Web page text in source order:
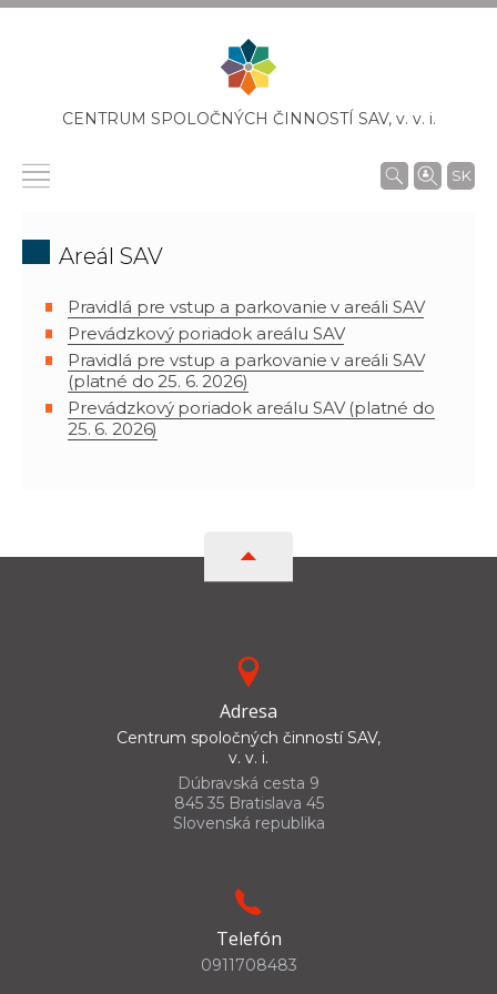
CENTRUM SPOLOČNÝCH ČINNOSTÍ SAV, v. v. i.
SK
Areál SAV
Pravidlá pre vstup a parkovanie v areáli SAV
Prevádzkový poriadok areálu SAV
Pravidlá pre vstup a parkovanie v areáli SAV
(platné do 25. 6. 2026)
Prevádzkový poriadok areálu SAV (platné do
25. 6. 2026)
Adresa
Centrum spoločných činností SAV,
v. v. i.
Dúbravská cesta 9
845 35 Bratislava 45
Slovenská republika
Telefón
0911708483